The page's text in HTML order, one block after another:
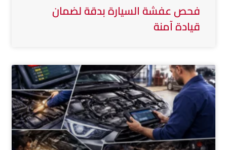
فحص عفشة السيارة بدقة لضمان
قيادة آمنة